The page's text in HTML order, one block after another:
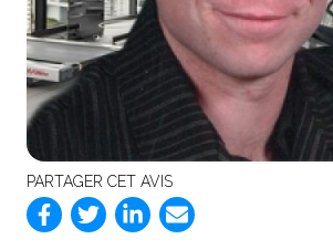
PARTAGER CET AVIS